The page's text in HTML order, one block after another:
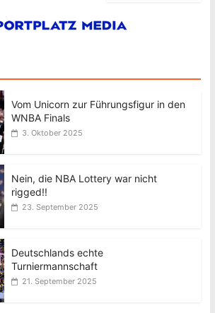
Vom Unicorn zur Führungsfigur in den
WNBA Finals
3. Oktober 2025
Nein, die NBA Lottery war nicht
rigged!!
23. September 2025
Deutschlands echte
Turniermannschaft
21. September 2025